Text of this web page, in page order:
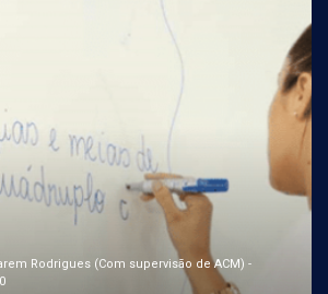
Rodrigues (Com supervisão de ACM) -